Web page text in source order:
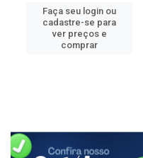
Faça seu login ou
cadastre-se para
ver preços e
comprar